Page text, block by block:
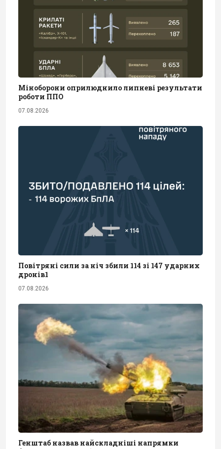
Міноборони оприлюднило липневі результати
роботи ППО
07.08.2026
Повітряні сили за ніч збили 114 зі 147 ударних
дронів1
07.08.2026
Генштаб назвав найскладніші напрямки